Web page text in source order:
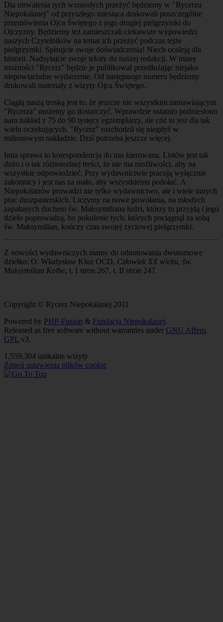
Dla utrwalenia tych wzniosłych przeżyć będziemy w "Rycerzu
Niepokalanej" od przyszłego miesiąca drukowali poszczególne
przemówienia Ojca Świętego z jego drugiej pielgrzymki do
Ojczyzny. Będziemy też zamieszczali ciekawsze wypowiedzi
naszych Czytelników na temat ich przeżyć podczas tejże
pielgrzymki. Spisujcie swoje doświadczenia! Niech ocaleją dla
historii. Nadsyłajcie swoje teksty do naszej redakcji. W miarę
możności "Rycerz" będzie je publikował przedłużając niejako
niepowtarzalne wydarzenie. Od następnego numeru będziemy
drukowali materiały z wizyty Ojca Świętego.
Ciągłą naszą troską jest to, że jeszcze nie wszystkim zamawiającym
"Rycerza" możemy go dostarczyć. Wprawdzie ostatnio podniesiono
nam nakład z 75 do 90 tysięcy egzemplarzy, ale cóż to jest dla tak
wielu oczekujących. "Rycerz" rozchodził się niegdyś w
milionowym nakładzie. Dziś potrzeba jeszcze więcej.
Inna sprawa to korespondencja do nas kierowana. Listów jest tak
dużo i o tak różnorodnej treści, że nie ma możliwości, aby na
wszystkie odpowiedzieć. Przy wydawnictwie pracują wyłącznie
zakonnicy i jest nas za mało, aby wszystkiemu podołać. A
Niepokalanów prowadzi nie tylko wydawnictwo, ale i wiele innych
prac duszpasterskich. Liczymy na nowe powołania, na młodych
zapalanych duchem św. Maksymiliana ludzi, którzy tu przyjdą i jego
dzieło poprowadzą, bo pokolenie tych, których pociągnął za sobą
św. Maksymilian, kończy czas swojej życiowej pielgrzymki.
Z nowości wydawniczych mamy do odnotowania dwutomowe
dziełko: O. Władysław Kluz OCD, Człowiek XX wieku, św.
Maksymilian Kolbe, t. I stron 267, t. II stron 247.
Copyright © Rycerz Niepokalanej 2011
Powered by PHP-Fusion & Fundacja Niepokalanej.
Released as free software without warranties under GNU Affero
GPL v3.
1,559,304 unikalne wizyty
Zmień ustawienia plików cookie